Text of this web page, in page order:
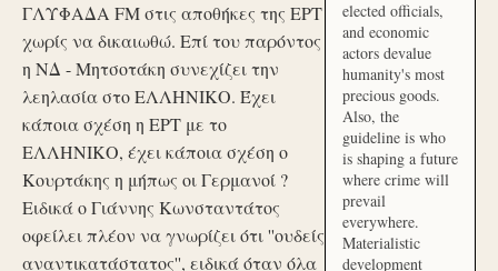
ΓΛΥΦΑΔΑ FM στις αποθήκες της ΕΡΤ
χωρίς να δικαιωθώ. Επί του παρόντος
η ΝΔ - Μητσοτάκη συνεχίζει την
λεηλασία στο ΕΛΛΗΝΙΚΟ. Έχει
κάποια σχέση η ΕΡΤ με το
ΕΛΛΗΝΙΚΟ, έχει κάποια σχέση ο
Κουρτάκης η μήπως οι Γερμανοί ?
Ειδικά ο Γιάννης Κωνσταντάτος
οφείλει πλέον να γνωρίζει ότι ''ουδείς
αναντικατάστατος'', ειδικά όταν όλα
elected officials,
and economic
actors devalue
humanity's most
precious goods.
Also, the
guideline is who
is shaping a future
where crime will
prevail
everywhere.
Materialistic
development